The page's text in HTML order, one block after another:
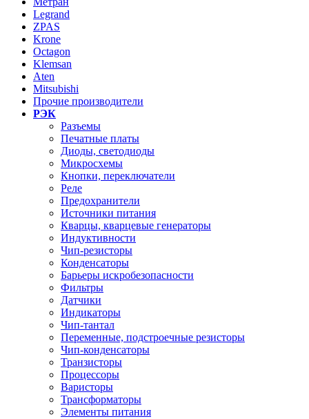
Legrand
ZPAS
Krone
Octagon
Klemsan
Aten
Mitsubishi
Прочие производители
РЭК
Разъемы
Печатные платы
Диоды, светодиоды
Микросхемы
Кнопки, переключатели
Реле
Предохранители
Источники питания
Кварцы, кварцевые генераторы
Индуктивности
Чип-резисторы
Конденсаторы
Барьеры искробезопасности
Фильтры
Датчики
Индикаторы
Чип-тантал
Переменные, подстроечные резисторы
Чип-конденсаторы
Транзисторы
Процессоры
Варисторы
Трансформаторы
Элементы питания